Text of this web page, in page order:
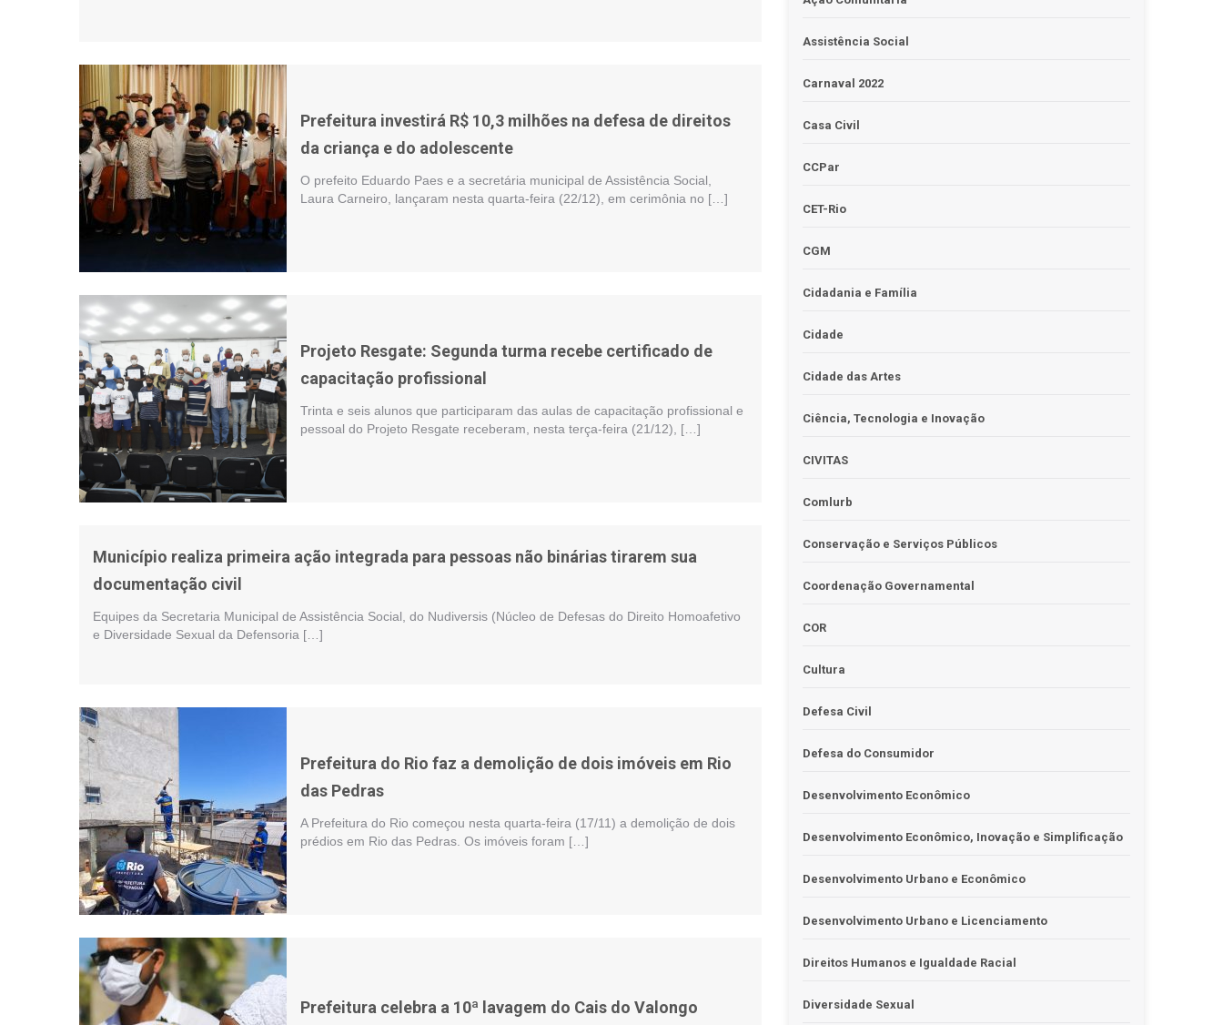
Prefeitura investirá R$ 10,3 milhões na defesa de direitos
da criança e do adolescente
O prefeito Eduardo Paes e a secretária municipal de Assistência Social,
Laura Carneiro, lançaram nesta quarta-feira (22/12), em cerimônia no […]
Projeto Resgate: Segunda turma recebe certificado de
capacitação profissional
Trinta e seis alunos que participaram das aulas de capacitação profissional e
pessoal do Projeto Resgate receberam, nesta terça-feira (21/12), […]
Município realiza primeira ação integrada para pessoas não binárias tirarem sua
documentação civil
Equipes da Secretaria Municipal de Assistência Social, do Nudiversis (Núcleo de Defesas do Direito Homoafetivo
e Diversidade Sexual da Defensoria […]
Prefeitura do Rio faz a demolição de dois imóveis em Rio
das Pedras
A Prefeitura do Rio começou nesta quarta-feira (17/11) a demolição de dois
prédios em Rio das Pedras. Os imóveis foram […]
Prefeitura celebra a 10ª lavagem do Cais do Valongo
Assistência Social
Carnaval 2022
Casa Civil
CCPar
CET-Rio
CGM
Cidadania e Família
Cidade
Cidade das Artes
Ciência, Tecnologia e Inovação
CIVITAS
Comlurb
Conservação e Serviços Públicos
Coordenação Governamental
COR
Cultura
Defesa Civil
Defesa do Consumidor
Desenvolvimento Econômico
Desenvolvimento Econômico, Inovação e Simplificação
Desenvolvimento Urbano e Econômico
Desenvolvimento Urbano e Licenciamento
Direitos Humanos e Igualdade Racial
Diversidade Sexual